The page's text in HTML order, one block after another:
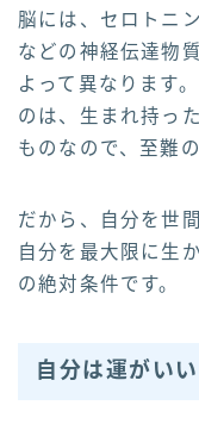
脳には、セロトニ
などの神経伝達物
よって異なります
のは、生まれ持っ
ものなので、至難
だから、自分を世
自分を最大限に生
の絶対条件です。
自分は運がい